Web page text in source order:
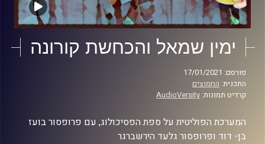
ימין שמאל והכחשת קורונה
פורסם: 17/01/2021
התכנית: החמוצים
קרדיט תמונות: AudioVersity
המערכת הפוליטית על ספת הפסיכולוג, עם פרופסור בועז
בן- דוד ופרופסור גלעד הירשברגר